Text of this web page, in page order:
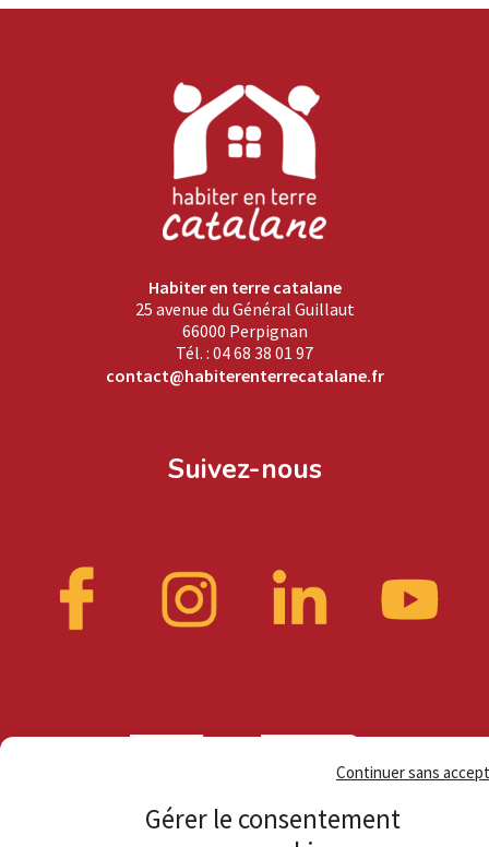
Gérer le consentement
Continuer sans
Habiter en terre catalane
25 avenue du Général Guillaut
66000 Perpignan
Tél. : 04 68 38 01 97
contact@habiterenterrecatalane.fr
Suivez-nous